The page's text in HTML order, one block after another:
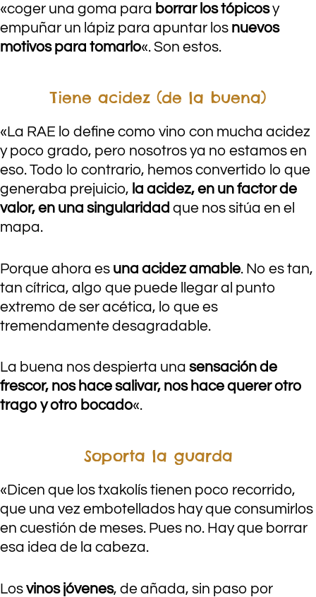
«coger una goma para borrar los tópicosy
empuñar un lápiz para apuntar los nuevos
motivos para tomarlo«. Son estos.
Tiene acidez (de la buena)
«La RAE lo define como vino con mucha acidez
y poco grado, pero nosotros ya no estamos en
eso. Todo lo contrario, hemos convertido lo que
generaba prejuicio, la acidez, en un factor de
valor, en una singularidad que nos sitúa en el
mapa.
Porque ahora es una acidez amable. No es tan,
tan cítrica, algo que puede llegar al punto
extremo de ser acética, lo que es
tremendamente desagradable.
La buena nos despierta una sensación de
frescor, nos hace salivar, nos hace querer otro
trago y otro bocado«.
Soporta la guarda
«Dicen que los txakolís tienen poco recorrido,
que una vez embotellados hay que consumirlos
en cuestión de meses. Pues no. Hay que borrar
esa idea de la cabeza.
Losvinos jóvenes, de añada, sin paso por